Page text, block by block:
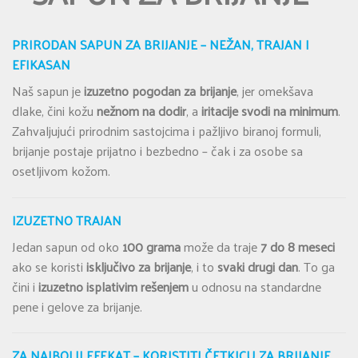
PRIRODAN SAPUN ZA BRIJANJE – NEŽAN, TRAJAN I
EFIKASAN
Naš sapun jeizuzetno pogodan za brijanje, jer omekšava
dlake, čini kožunežnom na dodir, airitacije svodi na minimum.
Zahvaljujući prirodnim sastojcima i pažljivo biranoj formuli,
brijanje postaje prijatno i bezbedno – čak i za osobe sa
osetljivom kožom.
IZUZETNO TRAJAN
Jedan sapun od oko 100 gramamože da traje7 do 8 meseci
ako se koristiisključivo za brijanje, i to svaki drugi dan. To ga
čini iizuzetno isplativim rešenjemu odnosu na standardne
pene i gelove za brijanje.